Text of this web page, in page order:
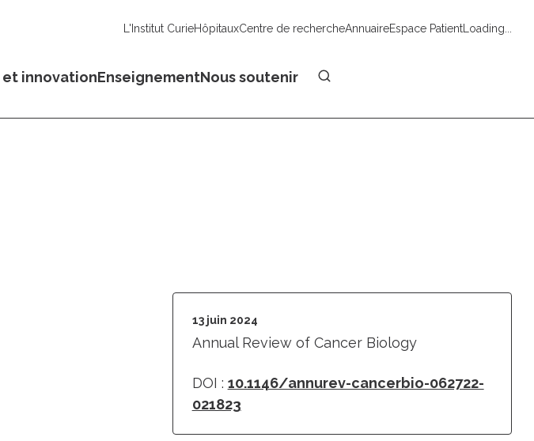
L'Institut CurieHôpitauxCentre de rechercheAnnuaireEspace PatientLoading...
innovationEnseignementNous soutenir
13 juin 2024
Annual Review of Cancer Biology
DOI : 10.1146/annurev-cancerbio-062722-
021823